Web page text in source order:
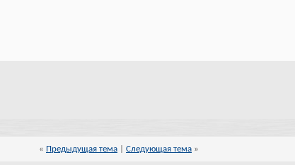
« Предыдущая тема Следующая тема »